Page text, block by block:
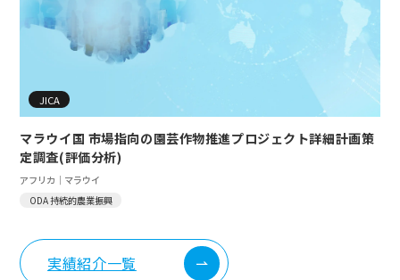
JICA
マラウイ国 市場指向の園芸作物推進プロジェクト詳細計画策
定調査(評価分析)
アフリカ｜マラウイ
ODA 持続的農業振興
実績紹介一覧